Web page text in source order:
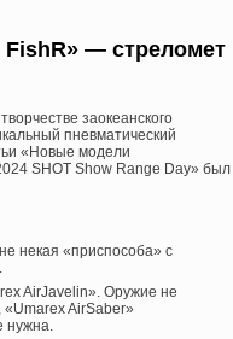
— стреломет
заокеанского
пневматический
«Новые модели
SHOT Show Range Day» был
некая «приспособа» с
AirJavelin». Оружие не
AirSaber»
нужна.